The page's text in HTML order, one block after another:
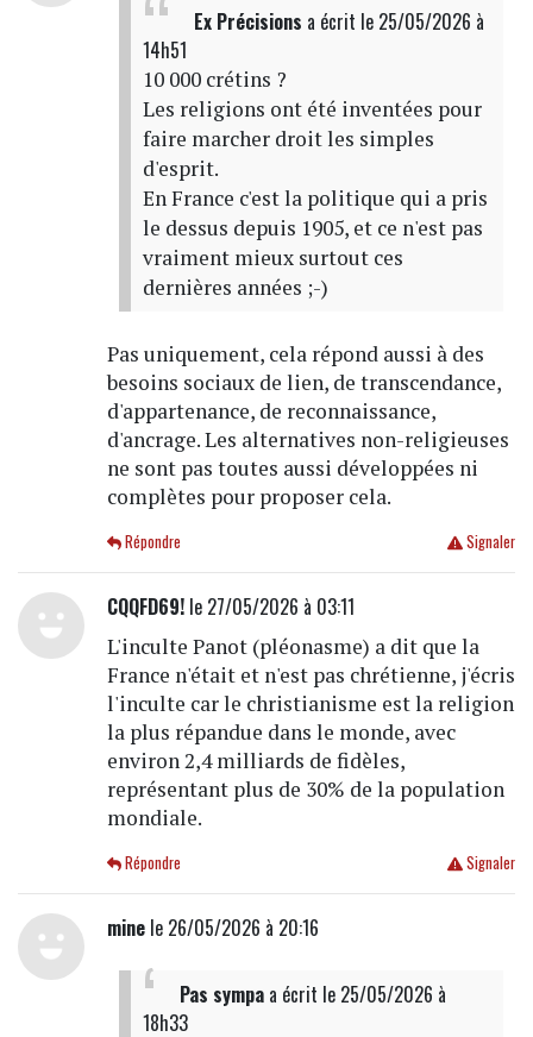
Ex Précisions a écrit le 25/05/2026 à
14h51
10 000 crétins ?
Les religions ont été inventées pour
faire marcher droit les simples
d'esprit.
En France c'est la politique qui a pris
le dessus depuis 1905, et ce n'est pas
vraiment mieux surtout ces
dernières années ;-)
Pas uniquement, cela répond aussi à des
besoins sociaux de lien, de transcendance,
d'appartenance, de reconnaissance,
d'ancrage. Les alternatives non-religieuses
ne sont pas toutes aussi développées ni
complètes pour proposer cela.
Signaler
Répondre
CQQFD69!le 27/05/2026 à 03:11
L'inculte Panot (pléonasme) a dit que la
France n'était et n'est pas chrétienne, j'écris
l'inculte car le christianisme est la religion
la plus répandue dans le monde, avec
environ 2,4 milliards de fidèles,
représentant plus de 30% de la population
mondiale.
Signaler
Répondre
minele 26/05/2026 à 20:16
Pas sympaa écrit le 25/05/2026 à
18h33